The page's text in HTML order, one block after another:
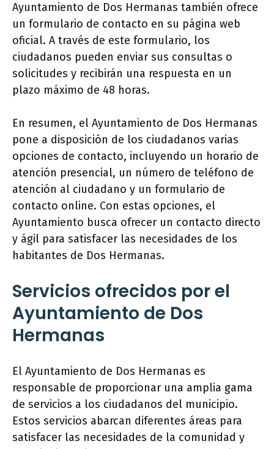
Ayuntamiento de Dos Hermanas también ofrece
un formulario de contacto en su página web
oficial. A través de este formulario, los
ciudadanos pueden enviar sus consultas o
solicitudes y recibirán una respuesta en un
plazo máximo de 48 horas.
En resumen, el Ayuntamiento de Dos Hermanas
pone a disposición de los ciudadanos varias
opciones de contacto, incluyendo un horario de
atención presencial, un número de teléfono de
atención al ciudadano y un formulario de
contacto online. Con estas opciones, el
Ayuntamiento busca ofrecer un contacto directo
y ágil para satisfacer las necesidades de los
habitantes de Dos Hermanas.
Servicios ofrecidos por el
Ayuntamiento de Dos
Hermanas
El Ayuntamiento de Dos Hermanas es
responsable de proporcionar una amplia gama
de servicios a los ciudadanos del municipio.
Estos servicios abarcan diferentes áreas para
satisfacer las necesidades de la comunidad y